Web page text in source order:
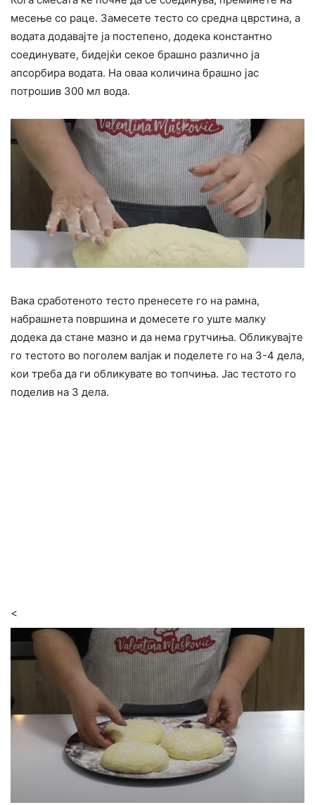
месење со раце. Замесете тесто со средна цврстина, а
водата додавајте ја постепено, додека константно
соединувате, бидејќи секое брашно различно ја
апсорбира водата. На оваа количина брашно јас
потрошив 300 мл вода.
Вака сработеното тесто пренесете го на рамна,
набрашнета површина и домесете го уште малку
додека да стане мазно и да нема грутчиња. Обликувајте
го тестото во поголем валјак и поделете го на 3-4 дела,
кои треба да ги обликувате во топчиња. Јас тестото го
поделив на 3 дела.
<